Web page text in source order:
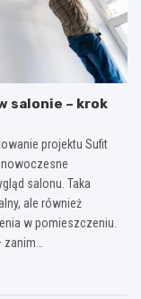
salonie – krok
projektu Sufit
salonu. Taka
ale również
w pomieszczeniu.